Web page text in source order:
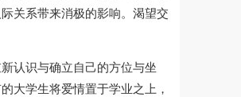
关系带来消极的影响。渴望交
认识与确立自己的方位与坐
大学生将爱情置于学业之上，